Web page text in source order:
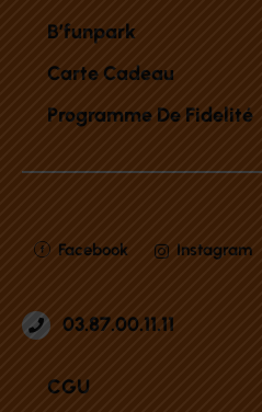
B’funpark
Carte Cadeau
Programme De Fidelité
Facebook Instagram
03.87.00.11.11
CGU